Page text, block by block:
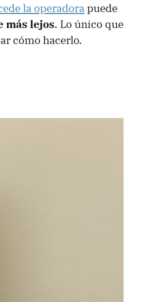
la operadorapuede
más lejos. Lo único que
cómo hacerlo.